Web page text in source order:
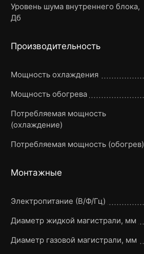
Уровень шума внутреннего блока,
Дб
Производительность
Мощность охлаждения
Мощность обогрева
Потребляемая мощность
(охлаждение)
Потребляемая мощность (обогрев)
Монтажные
Электропитание (В/Ф/Гц)
Диаметр жидкой магистрали, мм
Диаметр газовой магистрали, мм